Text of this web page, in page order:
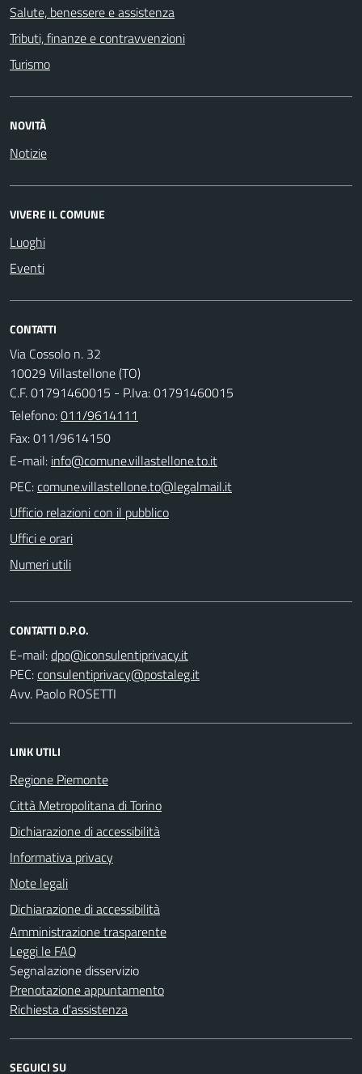
Salute, benessere e assistenza
Tributi, finanze e contravvenzioni
Turismo
NOVITÀ
Notizie
VIVERE IL COMUNE
Luoghi
Eventi
CONTATTI
Via Cossolo n. 32
10029 Villastellone (TO)
C.F. 01791460015 - P.Iva: 01791460015
Telefono:011/9614111
Fax: 011/9614150
E-mail:
PEC:
Ufficio relazioni con il pubblico
Uffici e orari
Numeri utili
CONTATTI D.P.O.
E-mail:
PEC:
Avv. Paolo ROSETTI
LINK UTILI
Regione Piemonte
Città Metropolitana di Torino
Dichiarazione di accessibilità
Informativa privacy
Note legali
Dichiarazione di accessibilità
Amministrazione trasparente
Leggi le FAQ
Segnalazione disservizio
Prenotazione appuntamento
Richiesta d'assistenza
SEGUICI SU